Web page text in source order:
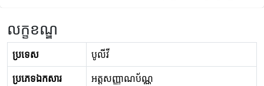
លក្ខខណ្ឌ
ប្រទេស
បូលីវី
ប្រភេទឯកសារ
អត្តសញ្ញាណប័ណ្ណ